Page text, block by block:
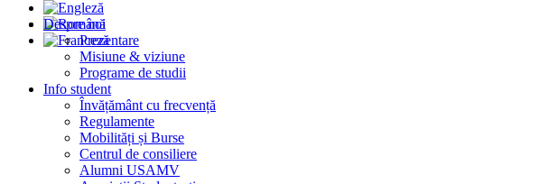
Despre noi
Prezentare
Misiune & viziune
Programe de studii
Info student
Învățământ cu frecvență
Regulamente
Mobilități și Burse
Centrul de consiliere
Alumni USAMV